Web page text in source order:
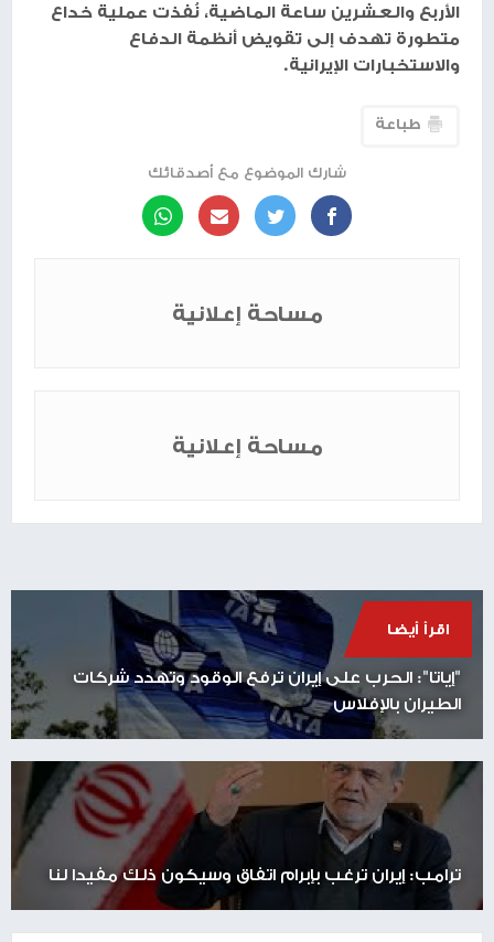
الأربع والعشرين ساعة الماضية، نُفذت عملية خداع
متطورة تهدف إلى تقويض أنظمة الدفاع
والاستخبارات الإيرانية.
طباعة
شارك الموضوع مع أصدقائك
مساحة إعلانية
مساحة إعلانية
اقرأ أيضا
"إياتا": الحرب على إيران ترفع الوقود وتهدد شركات
الطيران بالإفلاس
ترامب: إيران ترغب بإبرام اتفاق وسيكون ذلك مفيدا لنا